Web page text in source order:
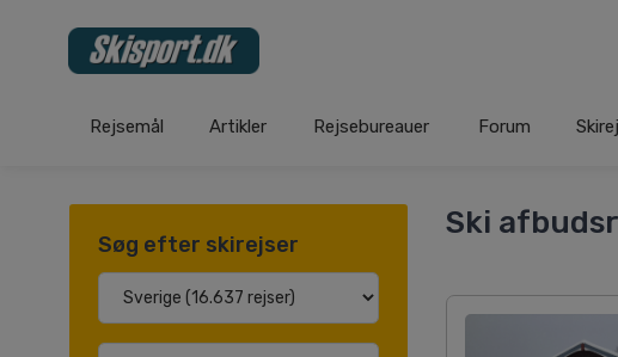
Rejsemål Artikler Rejsebureauer Forum
Søg efter skirejser
Ski